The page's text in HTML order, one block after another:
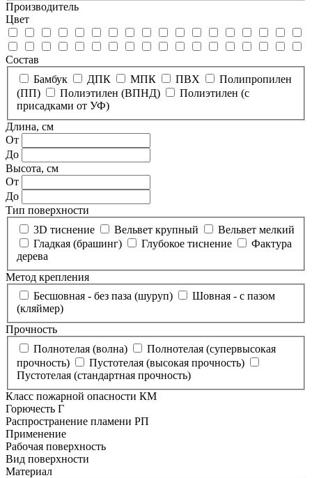
Производитель
Цвет
Состав
Бамбук
ДПК МПК ПВХ
Полипропилен
(ПП)
Полиэтилен (ВПНД)
Полиэтилен (с
присадками от УФ)
Длина, см
От
До
Высота, см
От
До
Тип поверхности
3D тиснение
Вельвет крупный
Вельвет мелкий
Гладкая (брашинг)
Глубокое тиснение
Фактура
дерева
Метод крепления
Бесшовная - без паза (шуруп)
Шовная - с пазом
(кляймер)
Прочность
Полнотелая (волна)
Полнотелая (супервысокая
прочность)
Пустотелая (высокая прочность)
Пустотелая (стандартная прочность)
Класс пожарной опасности КМ
Горючесть Г
Распространение пламени РП
Применение
Рабочая поверхность
Вид поверхности
Материал